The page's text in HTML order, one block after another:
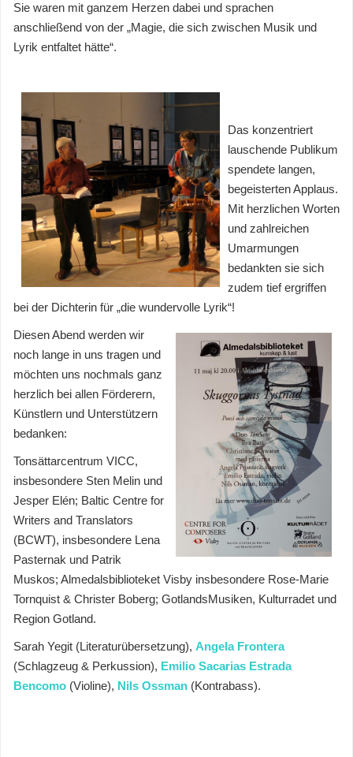
Sie waren mit ganzem Herzen dabei und sprachen
anschließend von der „Magie, die sich zwischen Musik und
Lyrik entfaltet hätte“.
Das konzentriert
lauschende Publikum
spendete langen,
begeisterten Applaus.
Mit herzlichen Worten
und zahlreichen
Umarmungen
bedankten sie sich
zudem tief ergriffen
bei der Dichterin für „die wundervolle Lyrik“!
Diesen Abend werden wir
noch lange in uns tragen und
möchten uns nochmals ganz
herzlich bei allen Förderern,
Künstlern und Unterstützern
bedanken:
Tonsättarcentrum VICC,
insbesondere Sten Melin und
Jesper Elén; Baltic Centre for
Writers and Translators
(BCWT), insbesondere Lena
Pasternak und Patrik
Muskos; Almedalsbiblioteket Visby insbesondere Rose-Marie
Tornquist & Christer Boberg; GotlandsMusiken, Kulturradet und
Region Gotland.
Sarah Yegit (Literaturübersetzung), Angela Frontera
(Schlagzeug & Perkussion), Emilio Sacarias Estrada
Bencomo (Violine), Nils Ossman (Kontrabass).